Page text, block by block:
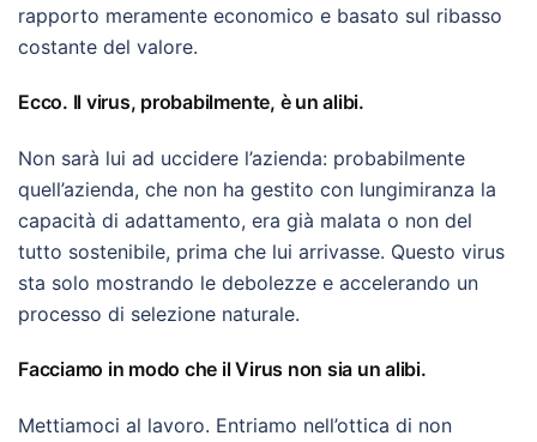
rapporto meramente economico e basato sul ribasso
costante del valore.
Ecco. Il virus, probabilmente, è un alibi.
Non sarà lui ad uccidere l’azienda: probabilmente
quell’azienda, che non ha gestito con lungimiranza la
capacità di adattamento, era già malata o non del
tutto sostenibile, prima che lui arrivasse. Questo virus
sta solo mostrando le debolezze e accelerando un
processo di selezione naturale.
Facciamo in modo che il Virus non sia un alibi.
Mettiamoci al lavoro. Entriamo nell’ottica di non